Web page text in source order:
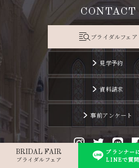
CONTACT
ブライダルフェア
見学予約
資料請求
事前アンケート
BRIDAL FAIR
ブライダルフェア
プランナー
LINEで質問